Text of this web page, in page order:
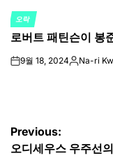
POSTED
IN
오락
로버트 패틴슨이 봉
on9월 18, 2024Posted
Na-ri
글
Previous:
오디세우스 우주선